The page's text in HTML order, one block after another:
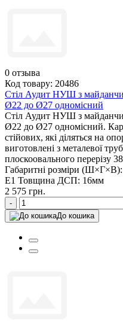
0 отзыва
Код товару: 20486
Стіл Аудит НУШ з
Ø22 до Ø27 одномісний
Стіл Аудит НУШ з
Ø22 до Ø27 одномісний.
стійових, які діляться на
виготовлені з металевої
плоскоовального перерізу
Габаритні розміри (Ш×Г×В):
Е1 Товщина ДСП: 16мм
2 575 грн.
-
До кошика